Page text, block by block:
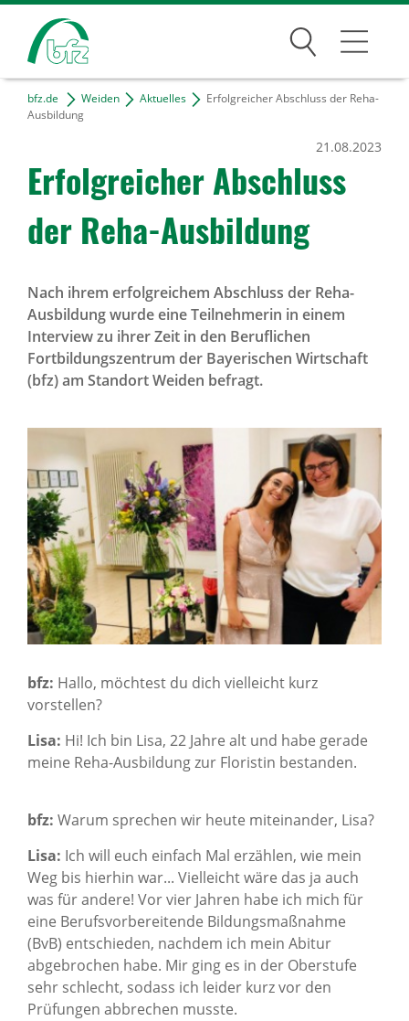
Suchen
Weiden
Über den Standort
Unser Team
Kontakt & Anfahrt
Freie Tätigkeiten
Bildungsangebote
Karriere
Über uns
Standorte
Presse
News Archiv
bfz.de Weiden Aktuelles
Erfolgreicher Abschluss der Reha-
Ausbildung
Erfolg­rei­cher Abschluss
der Reha-Ausbil­dung
21.08.2023
Nach ihrem erfolgreichem Abschluss der Reha-
Ausbildung wurde eine Teilnehmerin in einem
Interview zu ihrer Zeit in den Beruflichen
Fortbildungszentrum der Bayerischen Wirtschaft
(bfz) am Standort Weiden befragt.
bfz: Hallo, möchtest du dich vielleicht kurz
vorstellen?
Lisa: Hi! Ich bin Lisa, 22 Jahre alt und habe gerade
meine Reha-Ausbildung zur Floristin bestanden.
bfz: Warum sprechen wir heute miteinander, Lisa?
Lisa: Ich will euch einfach Mal erzählen, wie mein
Weg bis hierhin war... Vielleicht wäre das ja auch
was für andere! Vor vier Jahren habe ich mich für
eine Berufsvorbereitende Bildungsmaßnahme
(BvB) entschieden, nachdem ich mein Abitur
abgebrochen habe. Mir ging es in der Oberstufe
sehr schlecht, sodass ich leider kurz vor den
Prüfungen abbrechen musste.